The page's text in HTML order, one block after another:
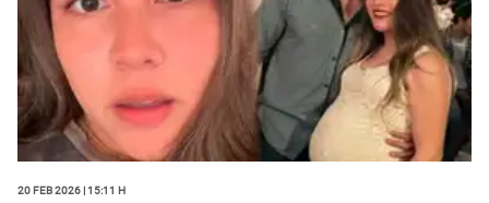
20 Feb 2026 | 15:11 h